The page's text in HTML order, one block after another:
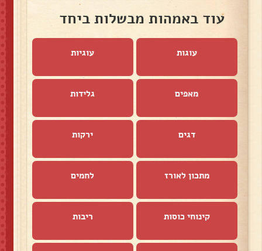
עוד באמהות מבשלות ביחד
עוגות עוגיות
מאפים גלידות
דגים ירקות
מתכון לאורז לחמים
קינוחי כוסות ריבות